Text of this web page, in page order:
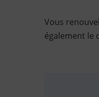
Vous
également le